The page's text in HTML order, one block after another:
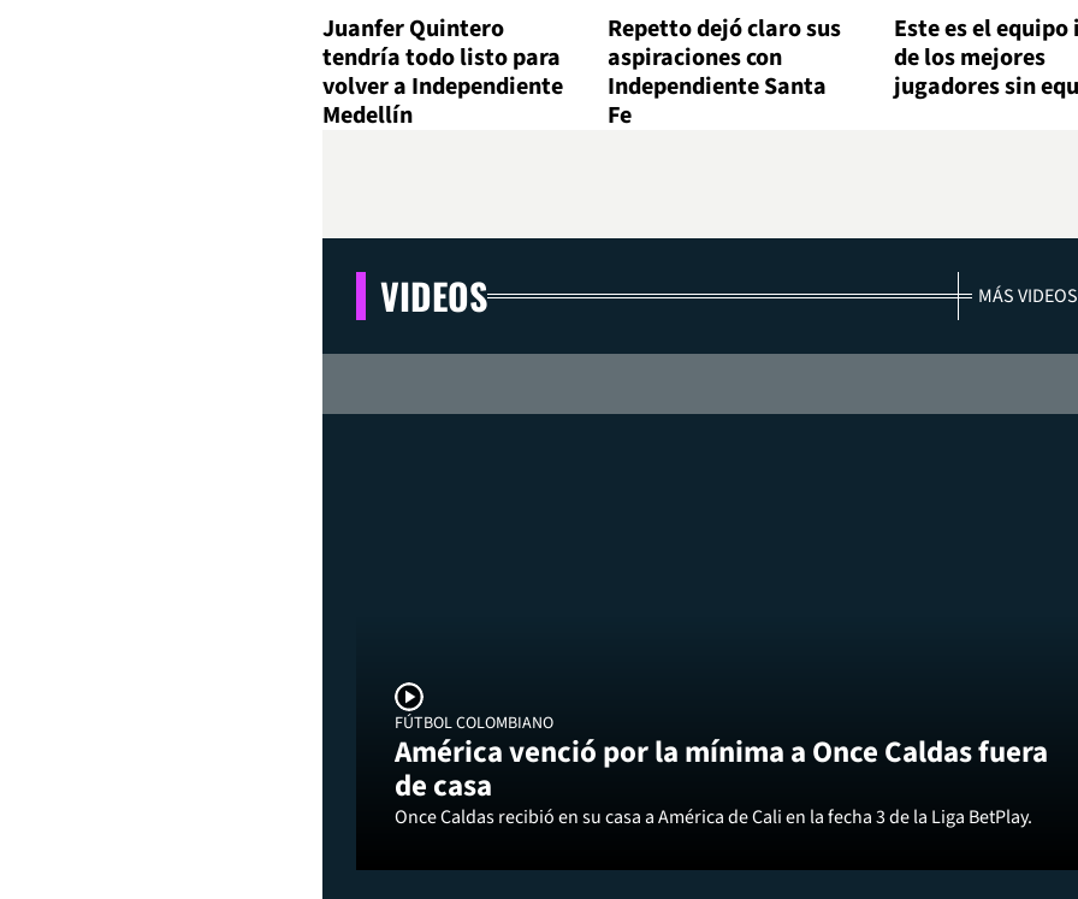
Juanfer Quintero
tendría todo listo para
volver a Independiente
Medellín
Repetto dejó claro sus
aspiraciones con
Independiente Santa
Fe
Este es el equipo
de los mejores
jugadores sin
VIDEOS MÁS VIDEOS
FÚTBOL COLOMBIANO
América venció por la mínima a Once Caldas fuera
de casa
Once Caldas recibió en su casa a América de Cali en la fecha 3 de la Liga BetPlay.